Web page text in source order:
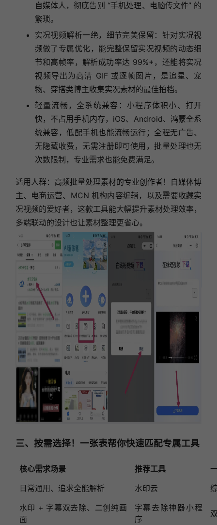
自媒体人，彻底告别 “手机处理、电脑传文件” 的
繁琐。
实况视频解析一绝，细节完美保留：针对实况视
频做了专属优化，能完整保留实况视频的动态细
节和高帧率，解析成功率达 99%+，还能将实况
视频导出为高清 GIF 或逐帧图片，是追星、宠
物、穿搭类博主收集实况素材的最佳拍档。
轻量流畅，全系统兼容：小程序体积小、打开
快，不占用手机内存，iOS、Android、鸿蒙全系
统兼容，低配手机也能流畅运行；全程无广告、
无隐藏收费，无需注册即可使用，批量处理也无
次数限制，专业需求也能免费满足。
适用人群：高频批量处理素材的专业创作者！自媒体博
主、电商运营、MCN 机构内容编辑，以及需要收藏实
况视频的爱好者，这款工具能大幅提升素材处理效率，
多端联动的设计也让素材整理更省心。
三、按需选择！一张表帮你快速匹配专属工具
核心需求场景 推荐工具
日常通用、追求全能解析
水印云
水印 + 字幕双去除、二创纯画
面
字幕去除神器小程
序